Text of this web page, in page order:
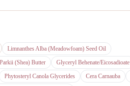
Limnanthes Alba (Meadowfoam) Seed Oil
(Shea) Butter Glyceryl Behenate/Eicosadioate
Phytosteryl Canola Glycerides Cera Carnauba